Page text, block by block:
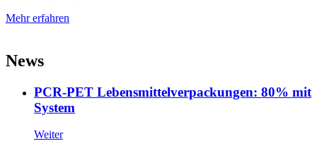
Mehr erfahren
News
PCR-PET Lebensmittelverpackungen: 80% mit
System
Weiter